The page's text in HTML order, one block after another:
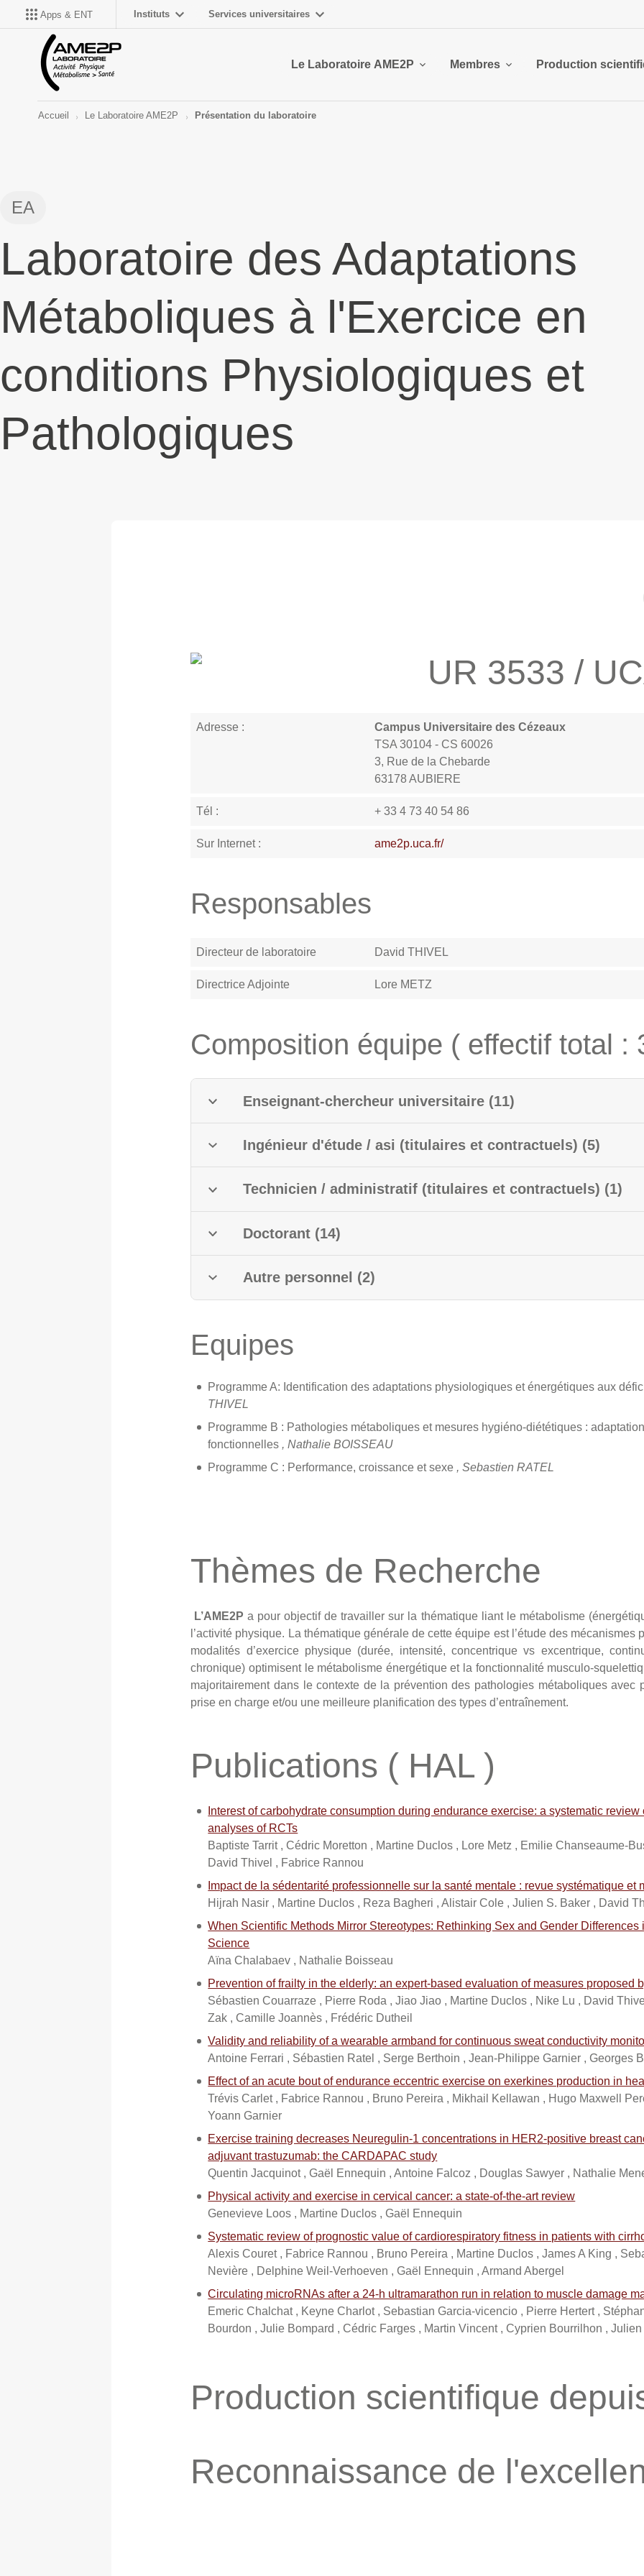
Apps & ENT Instituts Services universitaires
Le Laboratoire AME2P Membres Production
Accueil Le Laboratoire AME2P Présentation du laboratoire
EA
Laboratoire des Adaptations
Métaboliques à l'Exercice en
conditions Physiologiques et
Pathologiques
UR 3533 /
Adresse :
Campus Universitaire des Cézeaux
TSA 30104 - CS 60026
3, Rue de la Chebarde
63178 AUBIERE
Tél : + 33 4 73 40 54 86
Sur Internet : ame2p.uca.fr/
Responsables
Directeur de laboratoire David THIVEL
Directrice Adjointe Lore METZ
Composition équipe ( effectif total :
Enseignant-chercheur universitaire (11)
Ingénieur d'étude / asi (titulaires et contractuels) (5)
Technicien / administratif (titulaires et contractuels) (1)
Doctorant (14)
Autre personnel (2)
Equipes
Programme A: Identification des adaptations physiologiques et énergétiques aux
THIVEL
Programme B : Pathologies métaboliques et mesures hygiéno-diététiques :
fonctionnelles , Nathalie BOISSEAU
Programme C : Performance, croissance et sexe , Sebastien RATEL
Thèmes de Recherche
L’AME2Pa pour objectif de travailler sur la thématique liant le métabolisme
l’activité physique. La thématique générale de cette équipe est l’étude des mécanismes
modalités d’exercice physique (durée, intensité, concentrique vs excentrique,
chronique) optimisent le métabolisme énergétique et la fonctionnalité musculo-
majoritairement dans le contexte de la prévention des pathologies métaboliques avec
prise en charge et/ou une meilleure planification des types d’entraînement.
Publications ( HAL )
Interest of carbohydrate consumption during endurance exercise: a systematic
analyses of RCTs
Baptiste Tarrit , Cédric Moretton , Martine Duclos , Lore Metz , Emilie Chanseaume-
David Thivel , Fabrice Rannou
Impact de la sédentarité professionnelle sur la santé mentale : revue systématique et
Hijrah Nasir , Martine Duclos , Reza Bagheri , Alistair Cole , Julien S. Baker , David
When Scientific Methods Mirror Stereotypes: Rethinking Sex and Gender Differences
Science
Aïna Chalabaev , Nathalie Boisseau
Prevention of frailty in the elderly: an expert-based evaluation of measures proposed
Sébastien Couarraze , Pierre Roda , Jiao Jiao , Martine Duclos , Nike Lu , David
Zak , Camille Joannès , Frédéric Dutheil
Validity and reliability of a wearable armband for continuous sweat conductivity
Antoine Ferrari , Sébastien Ratel , Serge Berthoin , Jean-Philippe Garnier , Georges
Effect of an acute bout of endurance eccentric exercise on exerkines production in
Trévis Carlet , Fabrice Rannou , Bruno Pereira , Mikhail Kellawan , Hugo Maxwell
Yoann Garnier
Exercise training decreases Neuregulin-1 concentrations in HER2-positive breast
adjuvant trastuzumab: the CARDAPAC study
Quentin Jacquinot , Gaël Ennequin , Antoine Falcoz , Douglas Sawyer , Nathalie
Physical activity and exercise in cervical cancer: a state-of-the-art review
Genevieve Loos , Martine Duclos , Gaël Ennequin
Systematic review of prognostic value of cardiorespiratory fitness in patients with
Alexis Couret , Fabrice Rannou , Bruno Pereira , Martine Duclos , James A King ,
Nevière , Delphine Weil-Verhoeven , Gaël Ennequin , Armand Abergel
Circulating microRNAs after a 24‐h ultramarathon run in relation to muscle damage
Emeric Chalchat , Keyne Charlot , Sebastian Garcia‐vicencio , Pierre Hertert ,
Bourdon , Julie Bompard , Cédric Farges , Martin Vincent , Cyprien Bourrilhon ,
Production scientifique
Reconnaissance de